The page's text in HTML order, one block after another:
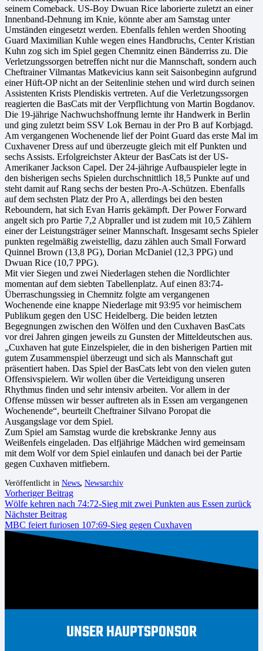
seinem Comeback. US-Boy Dwuan Rice laborierte zuletzt an einer
Innenband-Dehnung im Knie, könnte aber am Samstag unter
Umständen eingesetzt werden. Ebenfalls fehlen werden Shooting
Guard Maximilian Kuhle wegen eines Handbruchs, Center Kristian
Kuhn zog sich im Spiel gegen Chemnitz einen Bänderriss zu. Die
Verletzungssorgen betreffen nicht nur die Mannschaft, sondern auch
Cheftrainer Vilmantas Matkevicius kann seit Saisonbeginn aufgrund
einer Hüft-OP nicht an der Seitenlinie stehen und wird durch seinen
Assistenten Krists Plendiskis vertreten. Auf die Verletzungssorgen
reagierten die BasCats mit der Verpflichtung von Martin Bogdanov.
Die 19-jährige Nachwuchshoffnung lernte ihr Handwerk in Berlin
und ging zuletzt beim SSV Lok Bernau in der Pro B auf Korbjagd.
Am vergangenen Wochenende lief der Point Guard das erste Mal im
Cuxhavener Dress auf und überzeugte gleich mit elf Punkten und
sechs Assists. Erfolgreichster Akteur der BasCats ist der US-
Amerikaner Jackson Capel. Der 24-jährige Aufbauspieler legte in
den bisherigen sechs Spielen durchschnittlich 18,5 Punkte auf und
steht damit auf Rang sechs der besten Pro-A-Schützen. Ebenfalls
auf dem sechsten Platz der Pro A, allerdings bei den besten
Reboundern, hat sich Evan Harris gekämpft. Der Power Forward
angelt sich pro Partie 7,2 Abpraller und ist zudem mit 10,5 Zählern
einer der Leistungsträger seiner Mannschaft. Insgesamt sechs Spieler
punkten regelmäßig zweistellig, dazu zählen auch Small Forward
Quinnel Brown (13,8 PG), Dorian McDaniel (12,3 PPG) und
Dwuan Rice (10,7 PPG).
Mit vier Siegen und zwei Niederlagen stehen die Nordlichter
momentan auf dem siebten Tabellenplatz. Auf einen 83:74-
Überraschungssieg in Chemnitz folgte am vergangenen
Wochenende eine knappe Niederlage mit 93:95 vor heimischem
Publikum gegen den USC Heidelberg. Die beiden letzten
Begegnungen zwischen den Wölfen und den Cuxhaven BasCats
vor drei Jahren gingen jeweils zu Gunsten der Mitteldeutschen aus.
„Cuxhaven hat gute Einzelspieler, die in den bisherigen Partien mit
gutem Zusammenspiel überzeugt und sich als Mannschaft gut
präsentiert haben. Das Spiel der BasCats lebt von den vielen guten
Offensivspielern. Wir wollen über die Verteidigung unseren
Rhythmus finden und sehr intensiv arbeiten. Vor allem in der
Offense müssen wir besser auftreten als in Essen am vergangenen
Wochenende“, beurteilt Cheftrainer Silvano Poropat die
Ausgangslage vor dem Spiel.
Zum Spiel am Samstag wurde die krebskranke Jenny aus
Weißenfels eingeladen. Das elfjährige Mädchen wird gemeinsam
mit dem Wolf vor dem Spiel einlaufen und danach bei der Partie
gegen Cuxhaven mitfiebern.
Veröffentlicht in News, Newsarchiv
Vorheriger Beitrag
Wölfe kehren nach 74:72-Sieg mit zwei Punkten aus Essen zurück
Nächster Beitrag
MBC feiert furiosen 107:69-Sieg gegen Cuxhaven
UNSER HAUPTSPONSOR